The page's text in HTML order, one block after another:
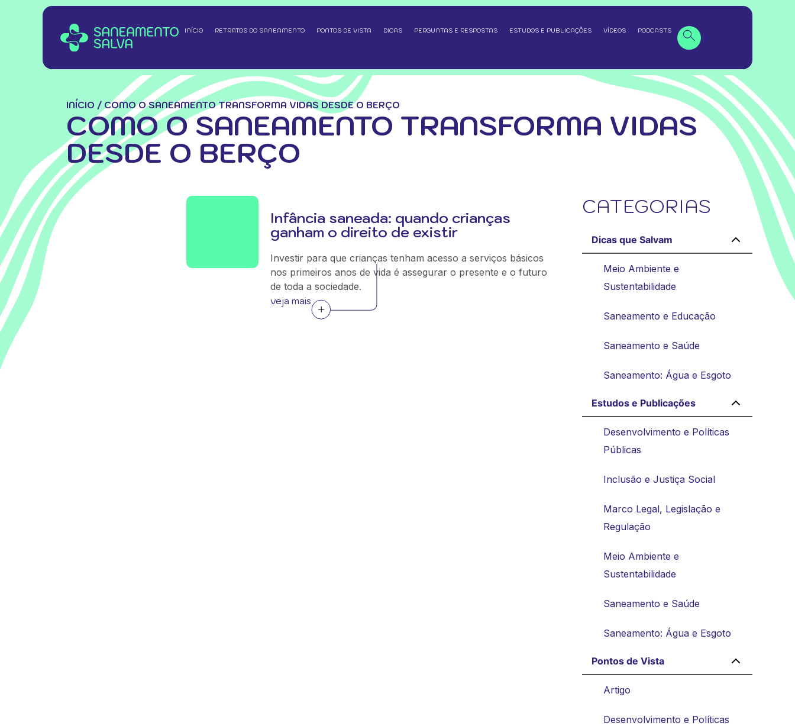
INÍCIO RETRATOS DO SANEAMENTO PONTOS DE VISTA DICAS PERGUNTAS E RESPOSTAS ESTUDOS E PUBLICAÇÕES VÍDEOS PODCASTS
INÍCIO / COMO O SANEAMENTO TRANSFORMA VIDAS DESDE O BERÇO
COMO O SANEAMENTO TRANSFORMA VIDAS
DESDE O BERÇO
Infância saneada: quando crianças
ganham o direito de existir
Investir para que crianças tenham acesso a serviços básicos
nos primeiros anos de vida é assegurar o presente e o futuro
de toda a sociedade.
veja mais
CATEGORIAS
Dicas que Salvam
Meio Ambiente e
Sustentabilidade
Saneamento e Educação
Saneamento e Saúde
Saneamento: Água e Esgoto
Estudos e Publicações
Desenvolvimento e Políticas
Públicas
Inclusão e Justiça Social
Marco Legal, Legislação e
Regulação
Meio Ambiente e
Sustentabilidade
Saneamento e Saúde
Saneamento: Água e Esgoto
Pontos de Vista
Artigo
Desenvolvimento e Políticas